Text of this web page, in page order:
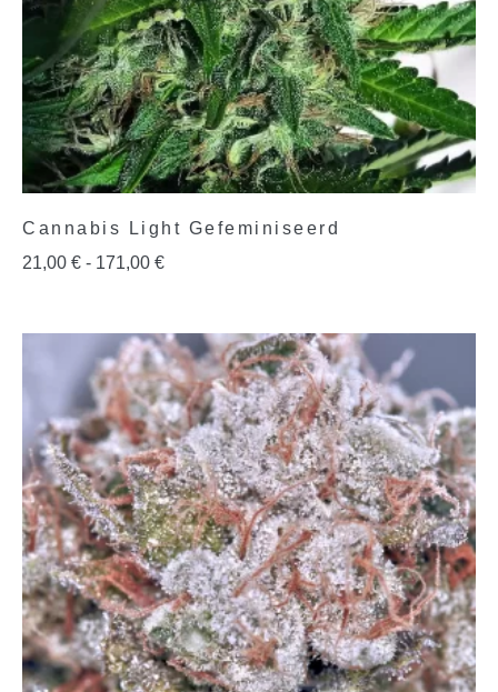
Cannabis Light Gefeminiseerd
21,00 € - 171,00 €